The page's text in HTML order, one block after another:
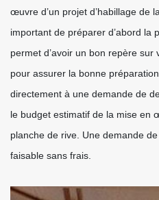
œuvre d’un projet d’habillage de
important de préparer d’abord la
permet d’avoir un bon repère
pour assurer la bonne
directement à une demande de
le budget estimatif de la mise en
planche de rive. Une demande
faisable sans frais.